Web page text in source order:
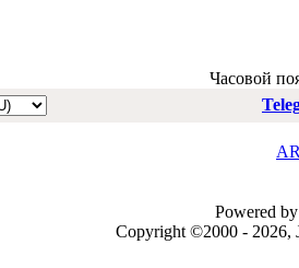
Часовой
Powered
Copyright ©2000 - 2026,